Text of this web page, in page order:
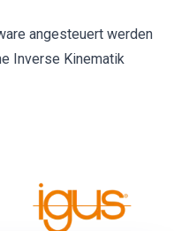
angesteuert werden
Inverse Kinematik